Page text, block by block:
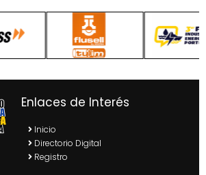
Enlaces de Interés
Inicio
Directorio Digital
Registro